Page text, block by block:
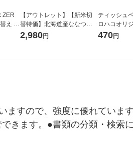
ZER
え メ
ト
【アウトレット】【新米切
替特価】北海道産ななつぼ
し 無洗米 5kg 1袋 令和7年産
2,980円
ティッシュ
ロハコオリ
ックティッ
470円
ますので、強度に優れていま
きます。●書類の分類・検索